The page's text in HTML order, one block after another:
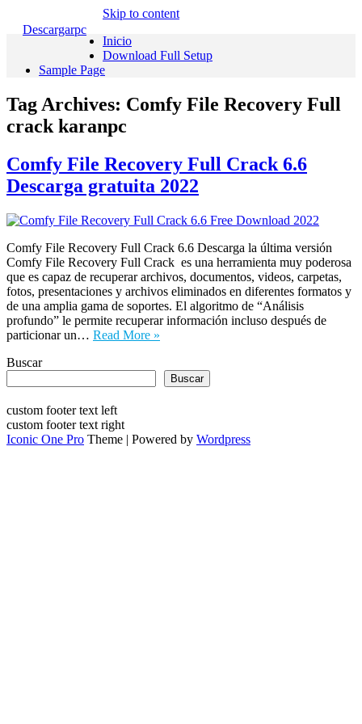
Descargarpc
Skip to content
Inicio
Download Full Setup
Sample Page
Tag Archives: Comfy File Recovery Full
crack karanpc
Comfy File Recovery Full Crack 6.6
Descarga gratuita 2022
Comfy File Recovery Full Crack 6.6 Descarga la última versión
Comfy File Recovery Full Crack es una herramienta muy poderosa
que es capaz de recuperar archivos, documentos, videos, carpetas,
fotos, presentaciones y archivos eliminados en diferentes formatos y
de una amplia gama de soportes. El algoritmo de “Análisis
profundo” le permite recuperar información incluso después de
particionar un… Read More »
Buscar
Buscar
custom footer text left
custom footer text right
Iconic One Pro Theme | Powered by Wordpress